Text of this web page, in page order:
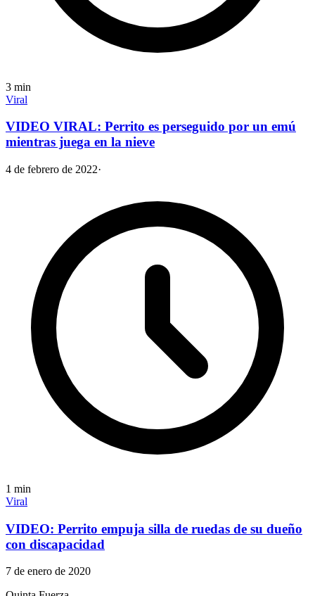
3 min
Viral
VIDEO VIRAL: Perrito es perseguido por un emú
mientras juega en la nieve
4 de febrero de 2022·
1 min
Viral
VIDEO: Perrito empuja silla de ruedas de su dueño
con discapacidad
7 de enero de 2020